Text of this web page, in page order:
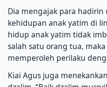
Dia mengajak para
kehidupan anak yatim di
hidup anak yatim tidak
salah satu orang tua,
memperoleh perilaku
Kiai Agus juga